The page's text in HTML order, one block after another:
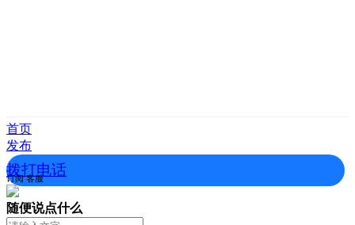
首页
发布
拨打电话
订阅 客服
随便说点什么